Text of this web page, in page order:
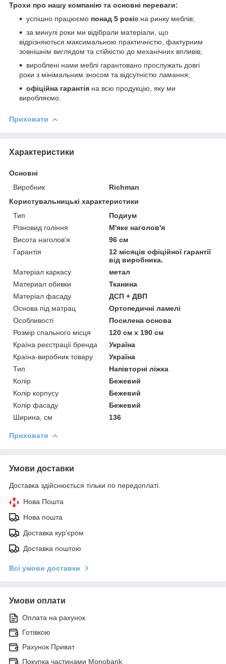
Трохи про нашу компанію та основні переваги:
успішно працюємо понад 5 років на ринку меблів;
за минулі роки ми відібрали матеріали, що
відрізняються максимальною практичністю, фактурним
зовнішнім виглядом та стійкістю до механічних впливів;
вироблені нами меблі гарантовано прослужать довгі
роки з мінімальним зносом та відсутністю ламання;
офіційна гарантія на всю продукцію, яку ми
виробляємо.
Приховати
Характеристики
Основні
Виробник
Richman
Користувальницькі характеристики
Тип
Подиум
Різновид гоління
М'яке наголов'я
Висота наголов'я
96 см
Гарантія
12 місяців офіційної гарантії
від виробника.
Матеріал каркасу
метал
Материал обивки
Тканина
Матеріал фасаду
ДСП + ДВП
Основа під матрац
Ортопедичні ламелі
Особливості
Посилена основа
Розмір спального місця
120 см х 190 см
Країна реєстрації бренда
Україна
Країна-виробник товару
Україна
Тип
Напівторні ліжка
Колір
Бежевий
Колір корпусу
Бежевий
Колір фасаду
Бежевий
Ширина, см
136
Приховати
Умови доставки
Доставка здійснюється тільки по передоплаті.
Нова Пошта
Нова пошта
Доставка кур'єром
Доставка поштою
Всі умови доставки
Умови оплати
Оплата на рахунок
Готівкою
Рахунок Приват
Покупка частинами Monobank